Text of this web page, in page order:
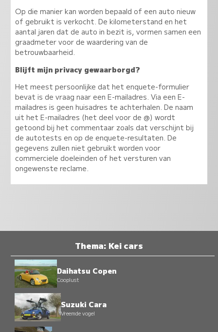
Op die manier kan worden bepaald of een auto nieuw
of gebruikt is verkocht. De kilometerstand en het
aantal jaren dat de auto in bezit is, vormen samen een
graadmeter voor de waardering van de
betrouwbaarheid.
Blijft mijn privacy gewaarborgd?
Het meest persoonlijke dat het enquete-formulier
bevat is de vraag naar een E-mailadres. Via een E-
mailadres is geen huisadres te achterhalen. De naam
uit het E-mailadres (het deel voor de @) wordt
getoond bij het commentaar zoals dat verschijnt bij
de autotests en op de enquete-resultaten. De
gegevens zullen niet gebruikt worden voor
commerciele doeleinden of het versturen van
ongewenste reclame.
Thema: Kei cars
Daihatsu Copen
Cooplust
Suzuki Cara
Vreemde vogel